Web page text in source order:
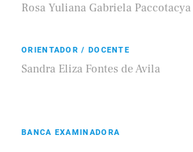
Rosa Yuliana Gabriela
ORIENTADOR / DOCENTE
Sandra Eliza Fontes de Avila
BANCA EXAMINADORA